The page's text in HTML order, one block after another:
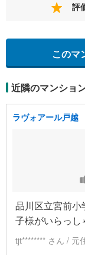
評
このマ
近隣のマンショ
ラヴォアール戸越
品川区立宮前
子様がいらっし
tjt******** さん / 元